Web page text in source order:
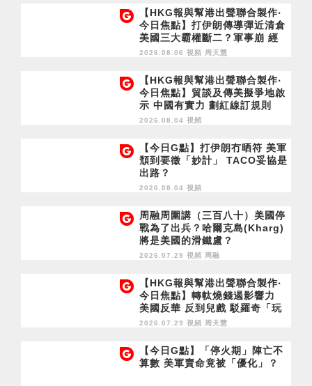
【HKG報與幫港出聲聯合製作‧
今日焦點】打伊朗傳導彈近清倉
美國三大霸權斷二？軍事崩 經
濟損
2026.08.06 視頻 周天慧
【HKG報與幫港出聲聯合製作‧
今日焦點】貿談及傳美擬爭地啟
示 中國有實力 劃紅線訂規則
2026.08.04 視頻
【今日G點】打伊朗冇晒符 美軍
頹到要徵「妙計」 TACO妥協是
出路？
2026.08.04 視頻
周融周圍講（三百八十）美國停
戰為了出兵？哈爾克島(Kharg)
將是美國的滑鐵盧？
2026.07.29 視頻 周融
【HKG報與幫港出聲聯合製作‧
今日焦點】轉軚燒錢遏影響力
美國反華 反到兒戲 駁羅奇「玩
完論」 香港唔靠中國 唔通靠美
2026.07.29 視頻 周天慧
【今日G點】「停火期」陣亡不
算數 美軍賣命竟被「優化」？